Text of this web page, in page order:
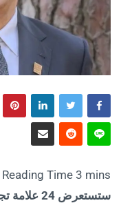
ستستعرض